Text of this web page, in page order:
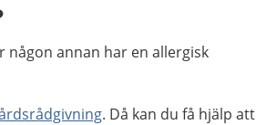
någon annan har en allergisk
. Då kan du få hjälp att